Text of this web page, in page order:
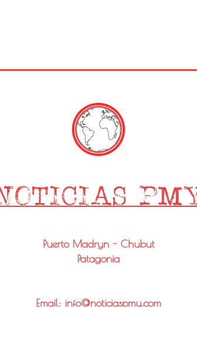
Puerto Madryn - Chubut
Patagonia
Email: info@noticiaspmy.com